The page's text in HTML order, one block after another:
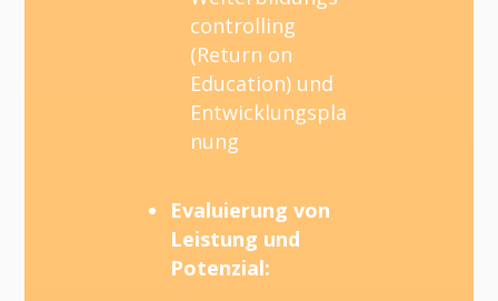
controlling
(Return on
Education) und
Entwicklungspla
nung
Evaluierung von
Leistung und
Potenzial: